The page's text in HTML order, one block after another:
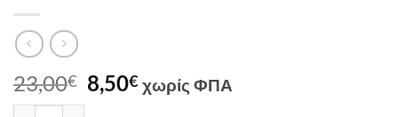
23,00€ Original
price
8,50€Η
τρέχουσα
χωρίς ΦΠΑ